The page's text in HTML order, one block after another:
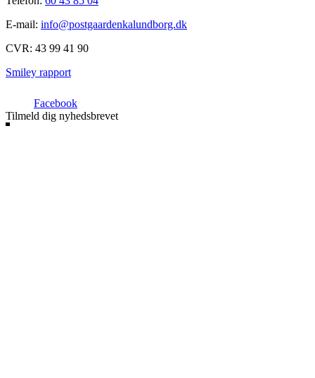
E-mail: info@postgaardenkalundborg.dk
CVR: 43 99 41 90
Smiley rapport
Facebook
Tilmeld dig nyhedsbrevet